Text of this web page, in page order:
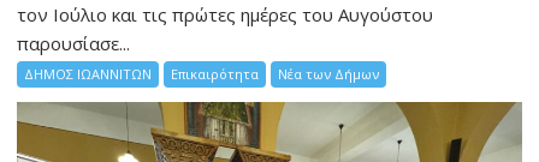
τον Ιούλιο και τις πρώτες ημέρες του Αυγούστου
παρουσίασε...
ΔΗΜΟΣ ΙΩΑΝΝΙΤΩΝ Επικαιρότητα Νέα των Δήμων